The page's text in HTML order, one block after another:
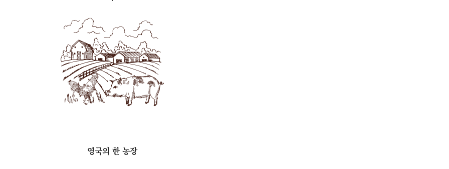
영국의 한 농장